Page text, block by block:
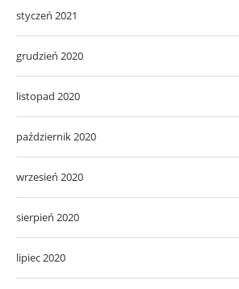
styczeń 2021
grudzień 2020
listopad 2020
październik 2020
wrzesień 2020
sierpień 2020
lipiec 2020